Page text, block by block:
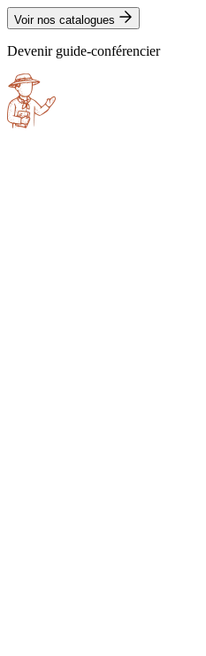
Voir nos catalogues
Devenir guide-conférencier